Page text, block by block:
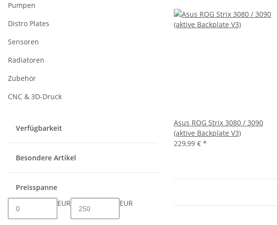
Asus ROG Strix 3080 / 3090
(aktive Backplate V3)
229,99 € *
Pumpen
Distro Plates
Sensoren
Radiatoren
Zubehör
CNC & 3D-Druck
Verfügbarkeit
Besondere Artikel
Preisspanne
EUR
EUR